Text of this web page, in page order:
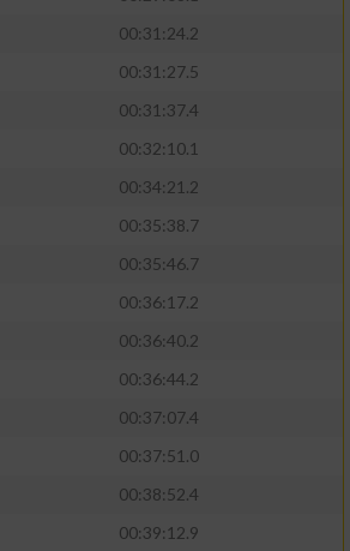
00:31:24.2
00:31:27.5
00:31:37.4
00:32:10.1
00:34:21.2
00:35:38.7
00:35:46.7
00:36:17.2
00:36:40.2
00:36:44.2
00:37:07.4
00:37:51.0
00:38:52.4
00:39:12.9